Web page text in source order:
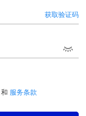
获取验证码
和 服务条款